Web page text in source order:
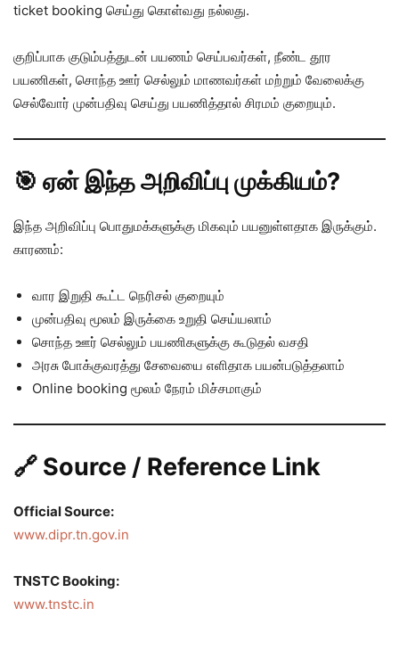
ticket booking செய்து கொள்வது நல்லது.
குறிப்பாக குடும்பத்துடன் பயணம் செய்பவர்கள், நீண்ட தூர
பயணிகள், சொந்த ஊர் செல்லும் மாணவர்கள் மற்றும் வேலைக்கு
செல்வோர் முன்பதிவு செய்து பயணித்தால் சிரமம் குறையும்.
🎯 ஏன் இந்த அறிவிப்பு முக்கியம்?
இந்த அறிவிப்பு பொதுமக்களுக்கு மிகவும் பயனுள்ளதாக இருக்கும்.
காரணம்:
வார இறுதி கூட்ட நெரிசல் குறையும்
முன்பதிவு மூலம் இருக்கை உறுதி செய்யலாம்
சொந்த ஊர் செல்லும் பயணிகளுக்கு கூடுதல் வசதி
அரசு போக்குவரத்து சேவையை எளிதாக பயன்படுத்தலாம்
Online booking மூலம் நேரம் மிச்சமாகும்
🔗 Source / Reference Link
Official Source:
www.dipr.tn.gov.in
TNSTC Booking:
www.tnstc.in